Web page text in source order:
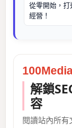
從零開始，
經營！
解鎖
容
閱讀站內所